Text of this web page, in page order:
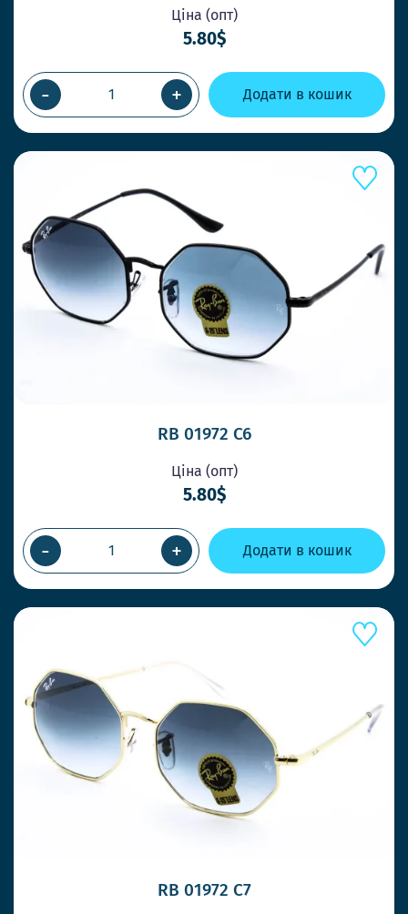
Ціна (опт)
5.80$
- + Додати в кошик
RB 01972 С6
Ціна (опт)
5.80$
- + Додати в кошик
RB 01972 С7